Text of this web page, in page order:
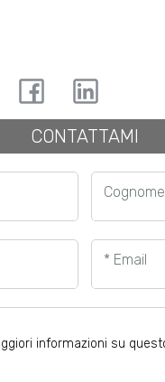
CONTATTAMI
Cognome
* Email